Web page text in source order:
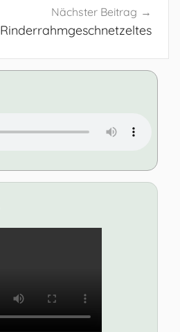
Nächster Beitrag
Rinderrahmgeschnetzeltes